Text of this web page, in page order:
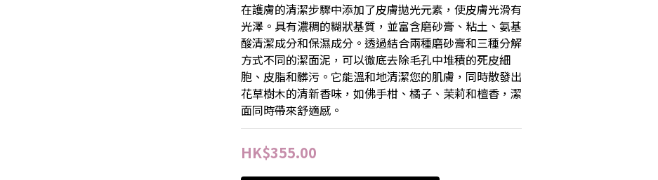
在護膚的清潔步驟中添加了皮膚拋光元素，使皮膚光滑有
光澤。具有濃稠的糊狀基質，並富含磨砂膏、粘土、氨基
酸清潔成分和保濕成分。透過結合兩種磨砂膏和三種分解
方式不同的潔面泥，可以徹底去除毛孔中堆積的死皮細
胞、皮脂和髒污。它能溫和地清潔您的肌膚，同時散發出
花草樹木的清新香味，如佛手柑、橘子、茉莉和檀香，潔
面同時帶來舒適感。
HK$355.00